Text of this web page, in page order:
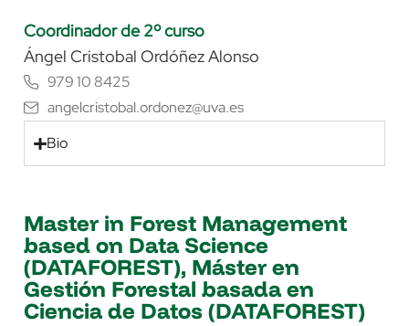
Coordinador de 2º curso
Ángel Cristobal Ordóñez Alonso
979 10 8425
angelcristobal.ordonez@uva.es
Bio
Master in Forest Management
based on Data Science
(DATAFOREST), Máster en
Gestión Forestal basada en
Ciencia de Datos (DATAFOREST)